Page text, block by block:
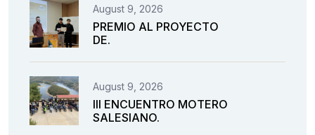
August 9, 2026
PREMIO AL PROYECTO
DE.
August 9, 2026
III ENCUENTRO MOTERO
SALESIANO.